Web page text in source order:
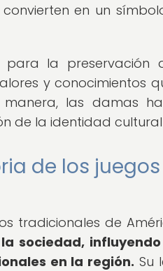
en un
la preservación
y conocimientos
las damas
de la identidad cultural
de los juegos
tradicionales de
sociedad,
en la región. Su